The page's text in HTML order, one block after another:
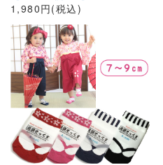
1,980円(税込)